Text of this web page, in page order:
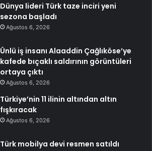
Dünya lideri Türk taze inciri yeni
sezona başladı
Ağustos 6, 2026
Ünlü iş insanı Alaaddin Çağlıköse’ye
kafede bıçaklı saldırının görüntüleri
ortaya çıktı
Ağustos 6, 2026
Türkiye’nin 11 ilinin altından altın
fışkıracak
Ağustos 6, 2026
Türk mobilya devi resmen satıldı